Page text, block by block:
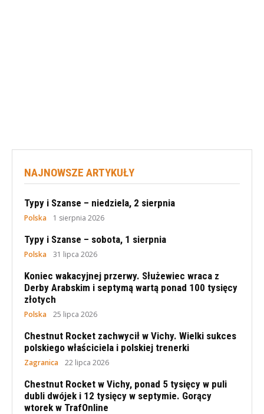
NAJNOWSZE ARTYKUŁY
Typy i Szanse – niedziela, 2 sierpnia
Polska 1 sierpnia 2026
Typy i Szanse – sobota, 1 sierpnia
Polska 31 lipca 2026
Koniec wakacyjnej przerwy. Służewiec wraca z
Derby Arabskim i septymą wartą ponad 100 tysięcy
złotych
Polska 25 lipca 2026
Chestnut Rocket zachwycił w Vichy. Wielki sukces
polskiego właściciela i polskiej trenerki
Zagranica 22 lipca 2026
Chestnut Rocket w Vichy, ponad 5 tysięcy w puli
dubli dwójek i 12 tysięcy w septymie. Gorący
wtorek w TrafOnline